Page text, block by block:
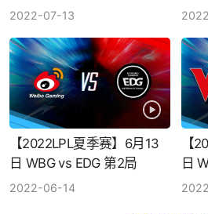
机挽狂澜
2022-07-13
【2022LPL夏季赛】6月13
日 WBG vs EDG 第2局
2022-06-14
【
日